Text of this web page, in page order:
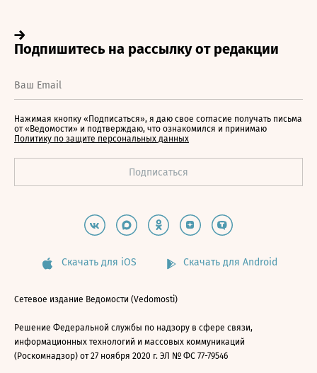
Нажимая кнопку «Подписаться», я даю свое согласие получать письма
от «Ведомости» и подтверждаю, что ознакомился и принимаю
Политику по защите персональных данных
Скачать для iOS Скачать для Android
Сетевое издание Ведомости (Vedomosti)
Решение Федеральной службы по надзору в сфере связи,
информационных технологий и массовых коммуникаций
(Роскомнадзор) от 27 ноября 2020 г. ЭЛ № ФС 77-79546